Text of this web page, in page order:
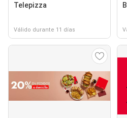
Telepizza
Válido durante 11 días